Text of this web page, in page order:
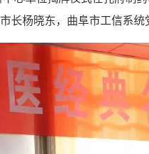
长杨晓东，曲阜市工信系